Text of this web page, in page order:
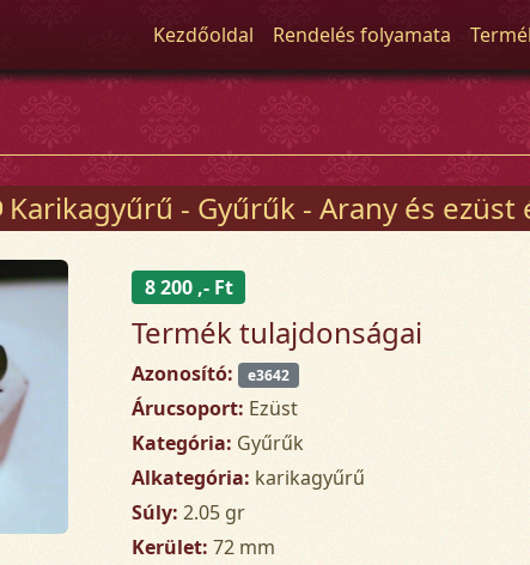
Kezdőoldal Rendelés folyamata
Karikagyűrű - Gyűrűk - Arany és ezüst
8 200 ,- Ft
Termék tulajdonságai
Azonosító: e3642
Árucsoport: Ezüst
Kategória: Gyűrűk
Alkategória: karikagyűrű
Súly: 2.05 gr
Kerület: 72 mm